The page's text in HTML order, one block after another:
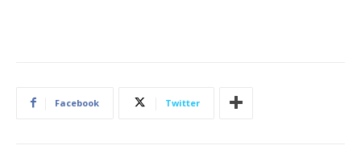
Facebook Twitter